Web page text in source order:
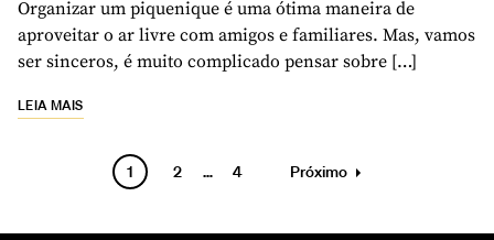
Organizar um piquenique é uma ótima maneira de
aproveitar o ar livre com amigos e familiares. Mas, vamos
ser sinceros, é muito complicado pensar sobre […]
LEIA MAIS
1 2 … 4 Próximo